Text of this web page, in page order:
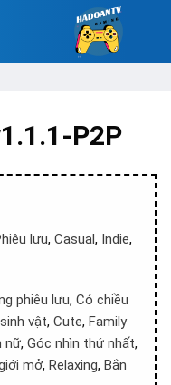
P2P
lưu, Casual, Indie,
phiêu lưu, Có chiều
vật, Cute, Family
nữ, Góc nhìn thứ nhất,
mở, Relaxing, Bắn